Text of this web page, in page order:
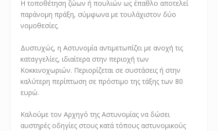
Η τοποθέτηση ζώων ή πουλιών ως έπαθλο αποτελεί
παράνομη πράξη, σύμφωνα με τουλάχιστον δύο
νομοθεσίες.
Δυστυχώς, η Αστυνομία αντιμετωπίζει με ανοχή τις
καταγγελίες, ιδιαίτερα στην περιοχή των
Κοκκινοχωριών. Περιορίζεται σε συστάσεις ή στην
καλύτερη περίπτωση σε πρόστιμο της τάξης των 80
ευρώ.
Καλούμε τον Αρχηγό της Αστυνομίας να δώσει
αυστηρές οδηγίες στους κατά τόπους αστυνομικούς